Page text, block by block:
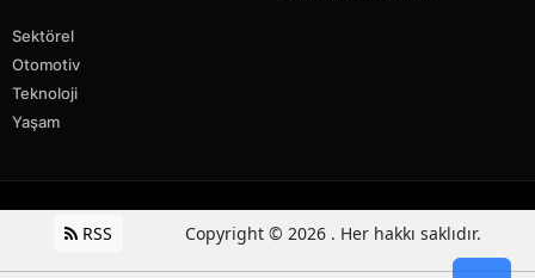
Sektörel
Otomotiv
Teknoloji
Yaşam
RSS Copyright © 2026 . Her hakkı saklıdır.